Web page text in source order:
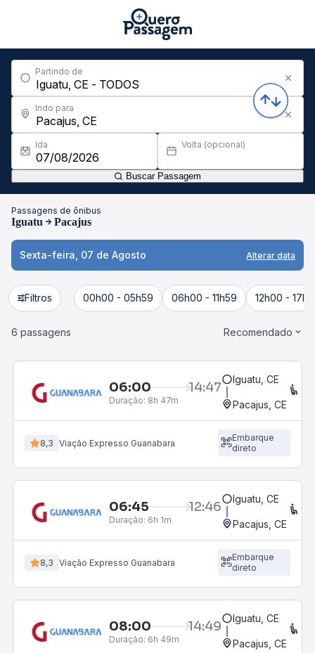
Partindo de
Indo para
Ida Volta (opcional)
Buscar Passagem
Passagens de ônibus
Iguatu Pacajus
Sexta-feira, 07 de Agosto Alterar data
Filtros 00h00 - 05h59 06h00 - 11h59 12h00 -
6 passagens Recomendado
06:00 14:47
Duração: 8h 47m
Iguatu, CE
Pacajus, CE
8,3 Viação Expresso Guanabara
Embarque
direto
06:45 12:46
Duração: 6h 1m
Iguatu, CE
Pacajus, CE
8,3 Viação Expresso Guanabara
Embarque
direto
08:00 14:49
Duração: 6h 49m
Iguatu, CE
Pacajus, CE